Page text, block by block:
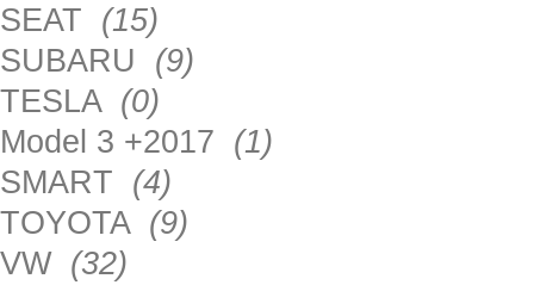
SEAT (15)
SUBARU (9)
TESLA (0)
Model 3 +2017 (1)
SMART (4)
TOYOTA (9)
VW (32)